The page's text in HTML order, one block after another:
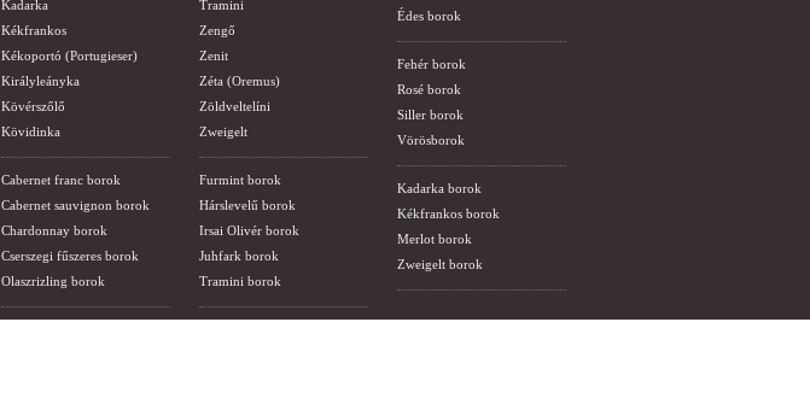
Kadarka
Kékfrankos
Kékoportó (Portugieser)
Királyleányka
Kövérszőlő
Kövidinka
Cabernet franc borok
Cabernet sauvignon borok
Chardonnay borok
Cserszegi fűszeres borok
Olaszrizling borok
Tramini
Zengő
Zenit
Zéta (Oremus)
Zöldveltelíni
Zweigelt
Furmint borok
Hárslevelű borok
Irsai Olivér borok
Juhfark borok
Tramini borok
Édes borok
Fehér borok
Rosé borok
Siller borok
Vörösborok
Kadarka borok
Kékfrankos borok
Merlot borok
Zweigelt borok